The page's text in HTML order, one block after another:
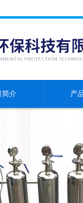
简介 产